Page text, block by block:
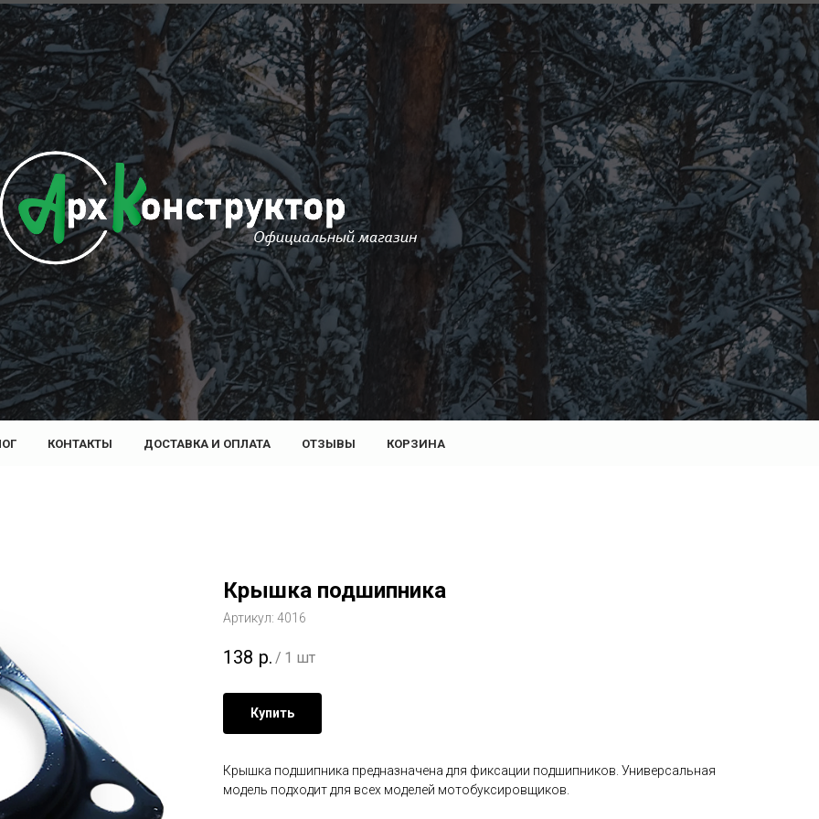
КОНТАКТЫ ДОСТАВКА И ОПЛАТА ОТЗЫВЫ КОРЗИНА
Крышка подшипника
Артикул: 4016
138 р. / 1 шт
Купить
Крышка подшипника предназначена для фиксации подшипников. Универсальная
модель подходит для всех моделей мотобуксировщиков.